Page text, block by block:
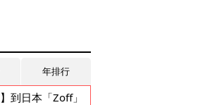
年排行
到日本「Zoff」